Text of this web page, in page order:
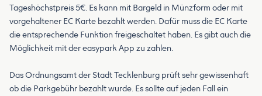
Tageshöchstpreis 5€. Es kann mit Bargeld in Münzform oder mit
vorgehaltener EC Karte bezahlt werden. Dafür muss die EC Karte
die entsprechende Funktion freigeschaltet haben. Es gibt auch die
Möglichkeit mit der easypark App zu zahlen.
Das Ordnungsamt der Stadt Tecklenburg prüft sehr gewissenhaft
ob die Parkgebühr bezahlt wurde. Es sollte auf jeden Fall ein